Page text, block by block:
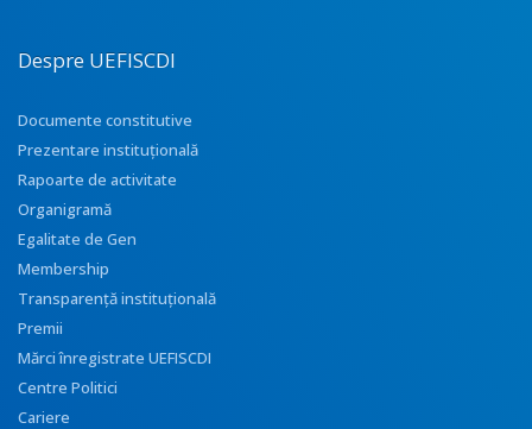
Despre UEFISCDI
Documente constitutive
Prezentare instituţională
Rapoarte de activitate
Organigramă
Egalitate de Gen
Membership
Transparenţă instituţională
Premii
Mărci înregistrate UEFISCDI
Centre Politici
Cariere